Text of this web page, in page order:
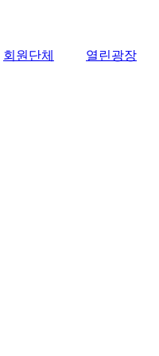
회원단체 열린광장